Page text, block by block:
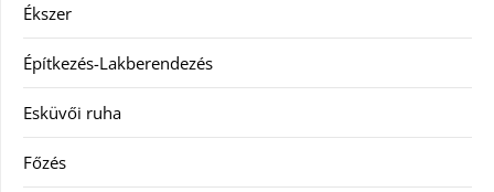
Ékszer
Építkezés-Lakberendezés
Esküvői ruha
Főzés